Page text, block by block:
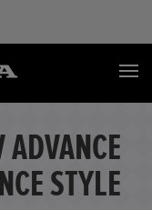
ADVANCE
STYLE